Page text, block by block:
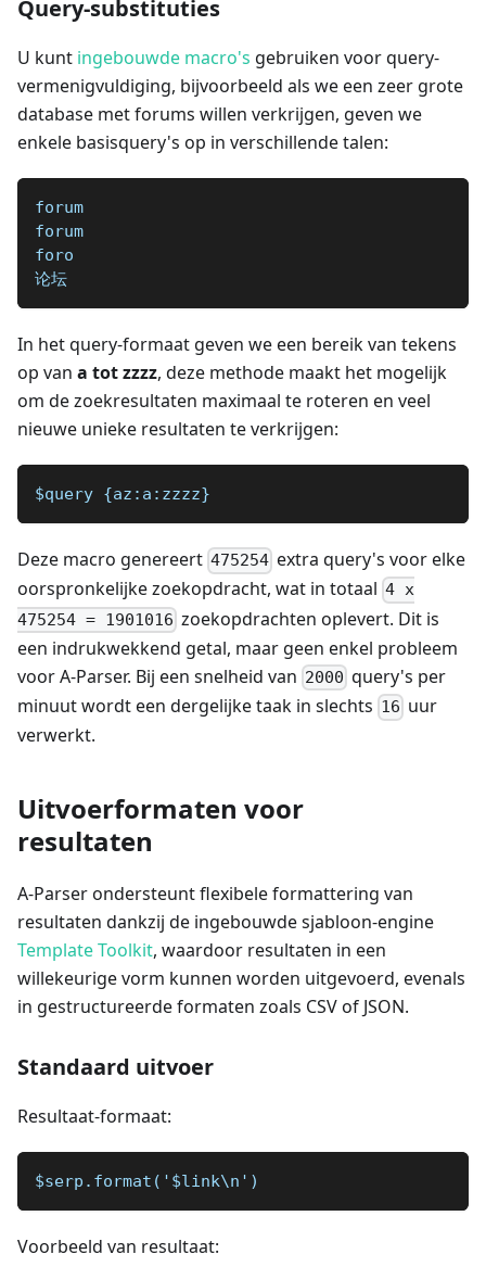
Query-substituties
U kunt ingebouwde macro's gebruiken voor query-
vermenigvuldiging, bijvoorbeeld als we een zeer grote
database met forums willen verkrijgen, geven we
enkele basisquery's op in verschillende talen:
forum
forum
foro
论坛
In het query-formaat geven we een bereik van tekens
op van a tot zzzz, deze methode maakt het mogelijk
om de zoekresultaten maximaal te roteren en veel
nieuwe unieke resultaten te verkrijgen:
$query {az:a:zzzz}
Deze macro genereert 475254 extra query's voor elke
oorspronkelijke zoekopdracht, wat in totaal 4 x
475254 = 1901016 zoekopdrachten oplevert. Dit is
een indrukwekkend getal, maar geen enkel probleem
voor A-Parser. Bij een snelheid van 2000 query's per
minuut wordt een dergelijke taak in slechts 16 uur
verwerkt.
Uitvoerformaten voor
resultaten
A-Parser ondersteunt flexibele formattering van
resultaten dankzij de ingebouwde sjabloon-engine
Template Toolkit, waardoor resultaten in een
willekeurige vorm kunnen worden uitgevoerd, evenals
in gestructureerde formaten zoals CSV of JSON.
Standaard uitvoer
Resultaat-formaat:
$serp.format('$link\n')
Voorbeeld van resultaat: